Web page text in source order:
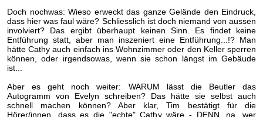
Doch nochwas: Wieso erweckt das ganze Gelände den Eindruck,
dass hier was faul wäre? Schliesslich ist doch niemand von aussen
involviert? Das ergibt überhaupt keinen Sinn. Es findet keine
Entführung statt, aber man inszeniert eine Entführung...!? Man
hätte Cathy auch einfach ins Wohnzimmer oder den Keller sperren
können, oder irgendsowas, wenn sie schon längst im Gebäude
ist...
Aber es geht noch weiter: WARUM lässt die Beutler das
Autogramm von Evelyn schreiben? Das hätte sie selbst auch
schnell machen können? Aber klar, Tim bestätigt für die
Hörer/innen, dass es die "echte" Cathy wäre - DENN, na, wer